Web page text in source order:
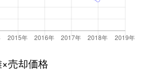
売却価格